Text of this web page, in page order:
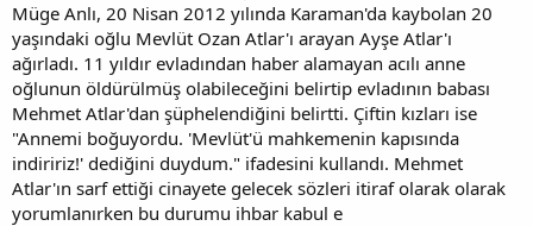
a
t
a
n
r
i
h
i
Müge Anlı, 20 Nisan 2012 yılında Karaman'da kaybolan 20
yaşındaki oğlu Mevlüt Ozan Atlar'ı arayan Ayşe Atlar'ı
ağırladı. 11 yıldır evladından haber alamayan acılı anne
oğlunun öldürülmüş olabileceğini belirtip evladının babası
Mehmet Atlar'dan şüphelendiğini belirtti. Çiftin kızları ise
"Annemi boğuyordu. 'Mevlüt'ü mahkemenin kapısında
indiririz!' dediğini duydum." ifadesini kullandı. Mehmet
Atlar'ın sarf ettiği cinayete gelecek sözleri itiraf olarak olarak
yorumlanırken bu durumu ihbar kabul e